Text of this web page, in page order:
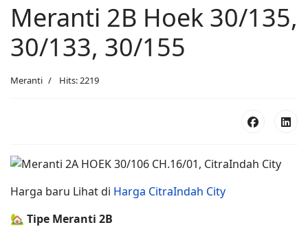
Meranti 2B Hoek 30/135,
30/133, 30/155
Meranti Hits: 2219
Harga baru Lihat di Harga CitraIndah City
🏡 Tipe Meranti 2B